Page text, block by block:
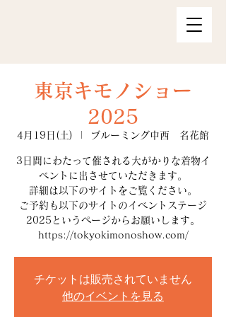
東京キモノショー
2025
4月19日(土) ブルーミング中西 名花館
3日間にわたって催される大がかりな着物イ
ベントに出させていただきます。
詳細は以下のサイトをご覧ください。
ご予約も以下のサイトのイベントステージ
2025というページからお願いします。
https://tokyokimonoshow.com/
チケットは販売されていません
他のイベントを見る